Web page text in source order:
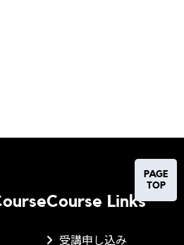
Course Links
受講申し込み
PAGE
TOP